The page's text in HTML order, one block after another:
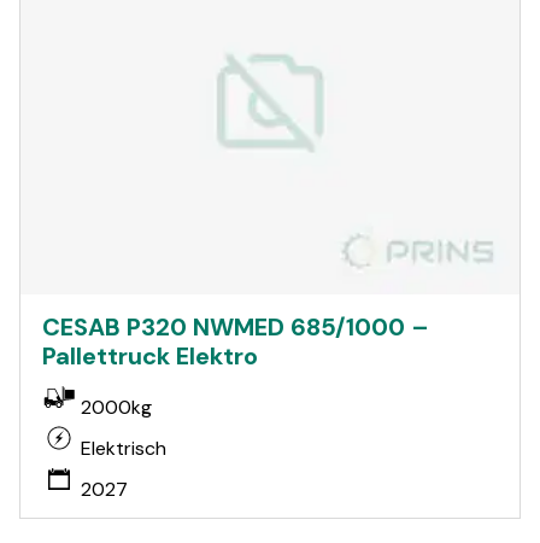
CESAB P320 NWMED 685/1000 –
Pallettruck Elektro
2000kg
Elektrisch
2027